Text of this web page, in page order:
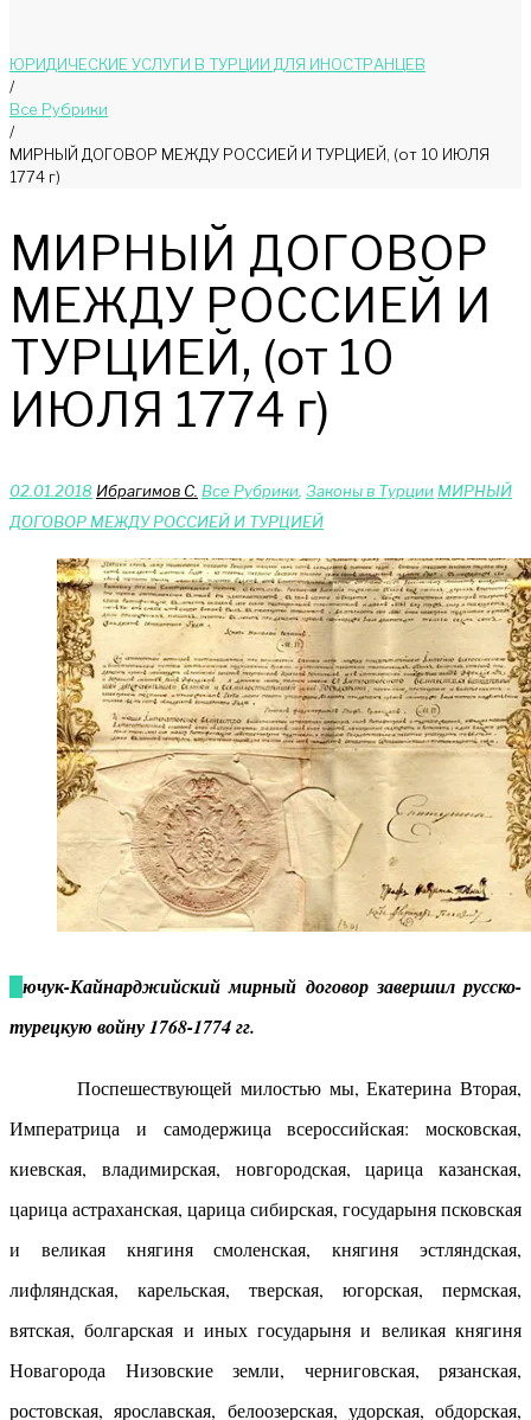
ЮРИДИЧЕСКИЕ УСЛУГИ В ТУРЦИИ ДЛЯ ИНОСТРАНЦЕВ
/
Bce Pyбрики
/
МИРНЫЙ ДОГОВОР МЕЖДУ РОССИЕЙ И ТУРЦИЕЙ, (от 10 ИЮЛЯ
1774 г)
МИРНЫЙ ДОГОВОР
МЕЖДУ РОССИЕЙ И
ТУРЦИЕЙ, (от 10
ИЮЛЯ 1774 г)
02.01.2018 Ибрагимов С. Bce Pyбрики Законы в Турции МИРНЫЙ
ДОГОВОР МЕЖДУ РОССИЕЙ И ТУРЦИЕЙ
турецкую войну 1768-1774 гг.
Поспешествующей милостью мы, Екатерина Вторая,
Императрица и самодержица всероссийская: московская,
киевская, владимирская, новгородская, царица казанская,
царица астраханская, царица сибирская, государыня псковская
и великая княгиня смоленская, княгиня эстляндская,
лифляндская, карельская, тверская, югорская, пермская,
вятская, болгарская и иных государыня и великая княгиня
Новагорода Низовские земли, черниговская, рязанская,
ростовская, ярославская, белоозерская, удорская, обдорская,